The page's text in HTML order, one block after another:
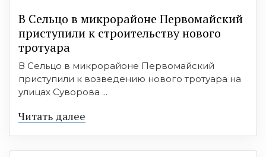
В Сельцо в микрорайоне Первомайский
приступили к строительству нового
тротуара
В Сельцо в микрорайоне Первомайский
приступили к возведению нового тротуара на
улицах Суворова ...
Читать далее